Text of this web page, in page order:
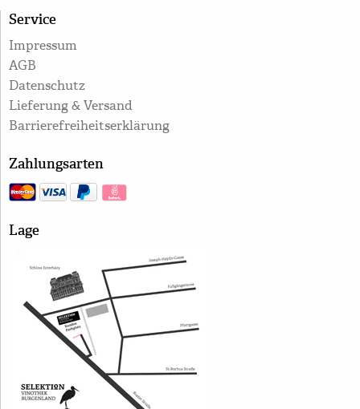
Service
Impressum
AGB
Datenschutz
Lieferung & Versand
Barrierefreiheitserklärung
Zahlungsarten
Lage